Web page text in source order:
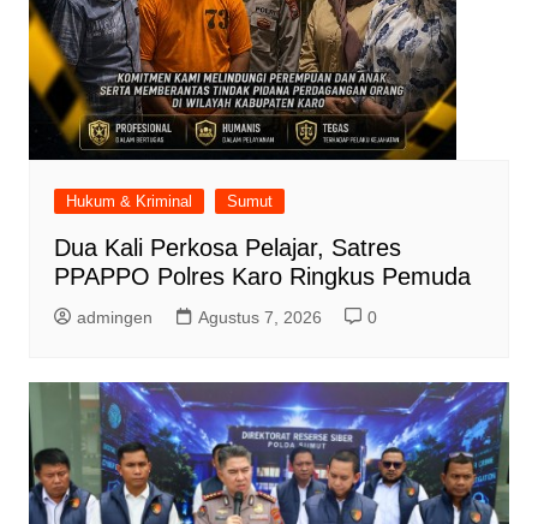
Hukum & Kriminal Sumut
Dua Kali Perkosa Pelajar, Satres
PPAPPO Polres Karo Ringkus Pemuda
admingen Agustus 7, 2026 0